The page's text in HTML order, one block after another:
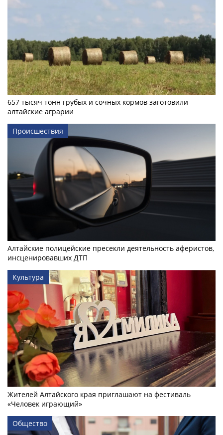
657 тысяч тонн грубых и сочных кормов заготовили
алтайские аграрии
Происшествия
Алтайские полицейские пресекли деятельность аферистов,
инсценировавших ДТП
Культура
Жителей Алтайского края приглашают на фестиваль
«Человек играющий»
Общество